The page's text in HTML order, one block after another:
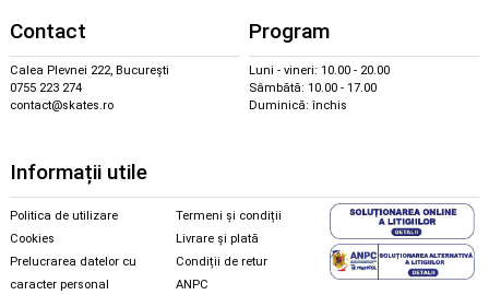
Contact
Calea Plevnei 222, București
0755 223 274
contact@skates.ro
Program
Luni - vineri: 10.00 - 20.00
Sâmbătă: 10.00 - 17.00
Duminică: închis
Informații utile
Politica de utilizare
Cookies
Prelucrarea datelor cu
caracter personal
Termeni și condiții
Livrare și plată
Condiții de retur
ANPC